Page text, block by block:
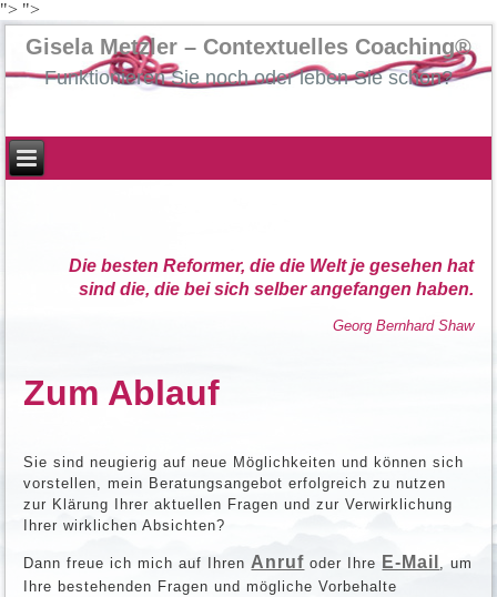
"> ">
Gisela Metzler – Contextuelles Coaching®
Funktionieren Sie noch oder leben Sie schon?
Die besten Reformer, die die Welt je gesehen hat
sind die, die bei sich selber angefangen haben.
Georg Bernhard Shaw
Zum Ablauf
Sie sind neugierig auf neue Möglichkeiten und können sich
vorstellen, mein Beratungsangebot erfolgreich zu nutzen
zur Klärung Ihrer aktuellen Fragen und zur Verwirklichung
Ihrer wirklichen Absichten?
Dann freue ich mich auf IhrenAnruf oder Ihre E-Mail , um
Ihre bestehenden Fragen und mögliche Vorbehalte